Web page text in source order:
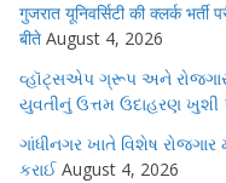
गुजरात यूनिवर्सिटी की क्लर्क भर्ती
बीते August 4, 2026
વ્હૉટ્સએપ ગ્રૂપ અને રોજગાર
યુવતીનું ઉત્તમ ઉદાહરણ ખુશી
ગાંધીનગર ખાતે વિશેષ
કરાઈ August 4, 2026